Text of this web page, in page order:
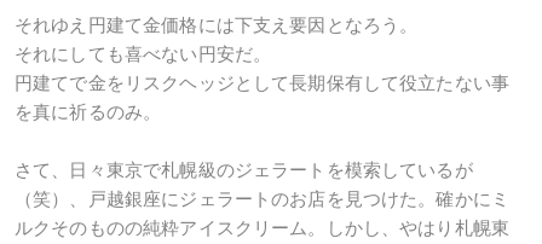
それゆえ円建て金価格には下支え要因となろう。
それにしても喜べない円安だ。
円建てで金をリスクヘッジとして長期保有して役立たない事
を真に祈るのみ。
さて、日々東京で札幌級のジェラートを模索しているが
（笑）、戸越銀座にジェラートのお店を見つけた。確かにミ
ルクそのものの純粋アイスクリーム。しかし、やはり札幌東